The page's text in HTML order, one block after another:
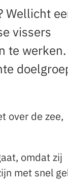
Wellicht
vissers
te werken.
over de zee,
omdat zij
met snel